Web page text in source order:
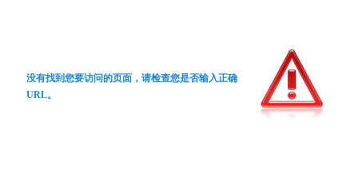
没有找到您要访问的页面，请检查您是否输入正确
URL。